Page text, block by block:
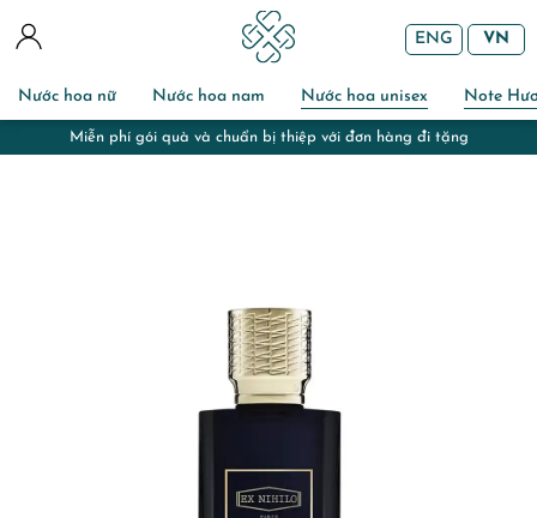
Nước hoa nữ Nước hoa nam Nước hoa unisex Note
ENG VN
Miễn phí gói quà và chuẩn bị thiệp với đơn hàng đi tặng